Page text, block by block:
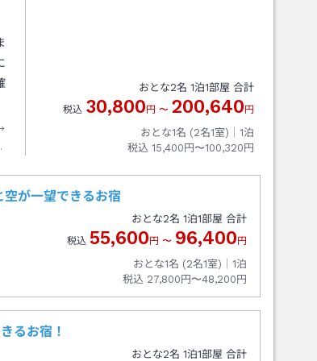
おとな2名 1泊1部屋 合計
税込 30,800 円 〜 200,640 円
おとな1名 (2名1室)｜ 1泊
税込 15,400円〜100,320円
空が一望できるお宿
おとな2名 1泊1部屋 合計
税込 55,600 円 〜 96,400 円
おとな1名 (2名1室)｜ 1泊
税込 27,800円〜48,200円
るお宿！
おとな2名 1泊1部屋 合計